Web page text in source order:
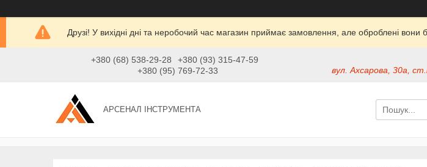
Друзі! У вихідні дні та неробочий час магазин приймає замовлення, але оброблені
+380 (68) 538-29-28
+380 (93) 315-47-59
+380 (95) 769-72-33
вул. Ахсарова, 30а,
АРСЕНАЛ ІНСТРУМЕНТА